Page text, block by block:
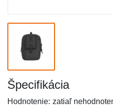
Špecifikácia
Hodnotenie: zatiaľ